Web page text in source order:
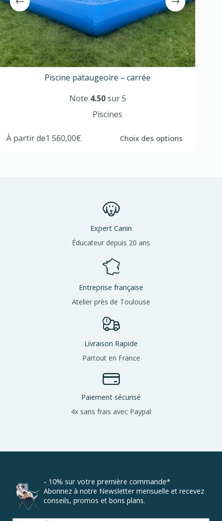
Piscine pataugeoire – carrée
Note 4.50sur 5
Piscines
À partir de1 560,00€ Choix des options
Expert Canin
Éducateur depuis 20 ans
Entreprise française
Atelier près de Toulouse
Livraison Rapide
Partout en France
Paiement sécurisé
4x sans frais avec Paypal
- 10% sur votre première commande*
Abonnez à notre Newsletter mensuelle et recevez
conseils, promos et bons plans.